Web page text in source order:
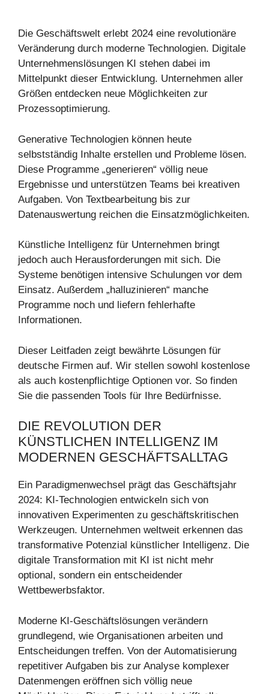
Die Geschäftswelt erlebt 2024 eine revolutionäre
Veränderung durch moderne Technologien. Digitale
Unternehmenslösungen KI stehen dabei im
Mittelpunkt dieser Entwicklung. Unternehmen aller
Größen entdecken neue Möglichkeiten zur
Prozessoptimierung.
Generative Technologien können heute
selbstständig Inhalte erstellen und Probleme lösen.
Diese Programme „generieren“ völlig neue
Ergebnisse und unterstützen Teams bei kreativen
Aufgaben. Von Textbearbeitung bis zur
Datenauswertung reichen die Einsatzmöglichkeiten.
Künstliche Intelligenz für Unternehmen bringt
jedoch auch Herausforderungen mit sich. Die
Systeme benötigen intensive Schulungen vor dem
Einsatz. Außerdem „halluzinieren“ manche
Programme noch und liefern fehlerhafte
Informationen.
Dieser Leitfaden zeigt bewährte Lösungen für
deutsche Firmen auf. Wir stellen sowohl kostenlose
als auch kostenpflichtige Optionen vor. So finden
Sie die passenden Tools für Ihre Bedürfnisse.
DIE REVOLUTION DER
KÜNSTLICHEN INTELLIGENZ IM
MODERNEN GESCHÄFTSALLTAG
Ein Paradigmenwechsel prägt das Geschäftsjahr
2024: KI-Technologien entwickeln sich von
innovativen Experimenten zu geschäftskritischen
Werkzeugen. Unternehmen weltweit erkennen das
transformative Potenzial künstlicher Intelligenz. Die
digitale Transformation mit KI ist nicht mehr
optional, sondern ein entscheidender
Wettbewerbsfaktor.
Moderne KI-Geschäftslösungen verändern
grundlegend, wie Organisationen arbeiten und
Entscheidungen treffen. Von der Automatisierung
repetitiver Aufgaben bis zur Analyse komplexer
Datenmengen eröffnen sich völlig neue